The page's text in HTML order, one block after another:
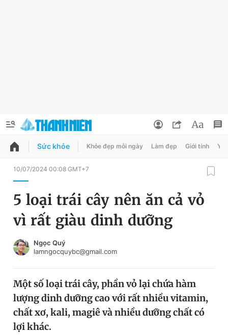
QUẢNG CÁO ĐẶT BÁO
Chuyên mục
Chuyên mục khác
Tin thị trường Tin 360
Video
Đổi mật khẩu
Tin đã lưu
Tin đã xem
Đăng xuất
Sức khỏe Khỏe đẹp mỗi ngày Làm đẹp Giới tính Y
10/07/2024 00:08 GMT+7
5 loại trái cây nên ăn cả vỏ
vì rất giàu dinh dưỡng
Ngọc Quý
lamngocquybc@gmail.com
Một số loại trái cây, phần vỏ lại chứa hàm
lượng dinh dưỡng cao với rất nhiều vitamin,
chất xơ, kali, magiê và nhiều dưỡng chất có
lợi khác.